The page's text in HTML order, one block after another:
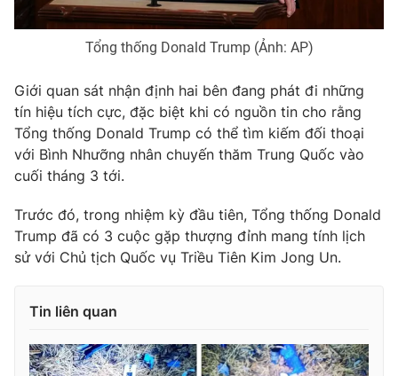
Thị trường 24h Tấm lòng Việt
VTV9 VTV8
Liên hệ tòa soạn
Theo dõi báo trên
Tổng thống Donald Trump (Ảnh: AP)
Giới quan sát nhận định hai bên đang phát đi những
tín hiệu tích cực, đặc biệt khi có nguồn tin cho rằng
Tổng thống Donald Trump có thể tìm kiếm đối thoại
với Bình Nhưỡng nhân chuyến thăm Trung Quốc vào
cuối tháng 3 tới.
Trước đó, trong nhiệm kỳ đầu tiên, Tổng thống Donald
Trump đã có 3 cuộc gặp thượng đỉnh mang tính lịch
sử với Chủ tịch Quốc vụ Triều Tiên Kim Jong Un.
Tin liên quan